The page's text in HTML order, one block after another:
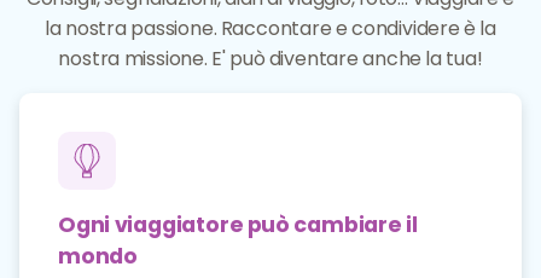
la nostra passione. Raccontare e condividere è la
nostra missione. E' può diventare anche la tua!
Ogni viaggiatore può cambiare il
mondo